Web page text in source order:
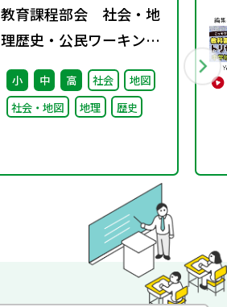
教育課程部会 社会・地
理歴史・公民ワーキング
（第6回） 配付資料
小 中 高 社会
地図
社会・地図
地理 歴史